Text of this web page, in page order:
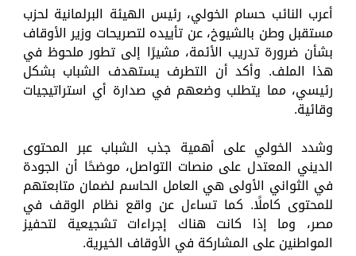
أعرب النائب حسام الخولي، رئيس الهيئة البرلمانية لحزب
مستقبل وطن بالشيوخ، عن تأييده لتصريحات وزير الأوقاف
بشأن ضرورة تدريب الأئمة، مشيرًا إلى تطور ملحوظ في
هذا الملف. وأكد أن التطرف يستهدف الشباب بشكل
رئيسي، مما يتطلب وضعهم في صدارة أي استراتيجيات
وقائية.
وشدد الخولي على أهمية جذب الشباب عبر المحتوى
الديني المعتدل على منصات التواصل، موضحًا أن الجودة
في الثواني الأولى هي العامل الحاسم لضمان متابعتهم
للمحتوى كاملًا. كما تساءل عن واقع نظام الوقف في
مصر، وما إذا كانت هناك إجراءات تشجيعية لتحفيز
المواطنين على المشاركة في الأوقاف الخيرية.